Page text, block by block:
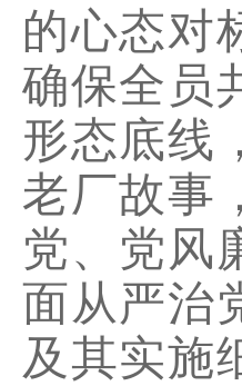
的心态对
确保全员
形态底线
老厂故事
党、党风
面从严治
及其实施